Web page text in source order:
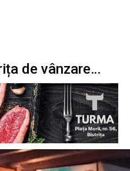
de vânzare…